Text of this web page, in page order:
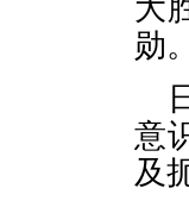
大
勋。
意
及